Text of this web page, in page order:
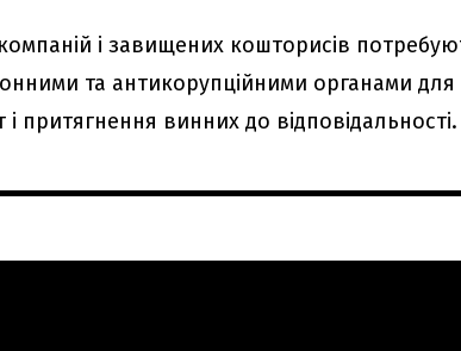
і завищених кошторисів
та антикорупційними органами для
притягнення винних до відповідальності.